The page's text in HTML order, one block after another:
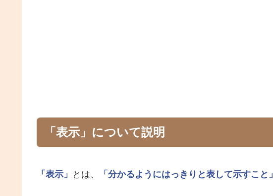
「表示」について説明
「表示」 とは、 「分かるようにはっきりと表して示すこと」